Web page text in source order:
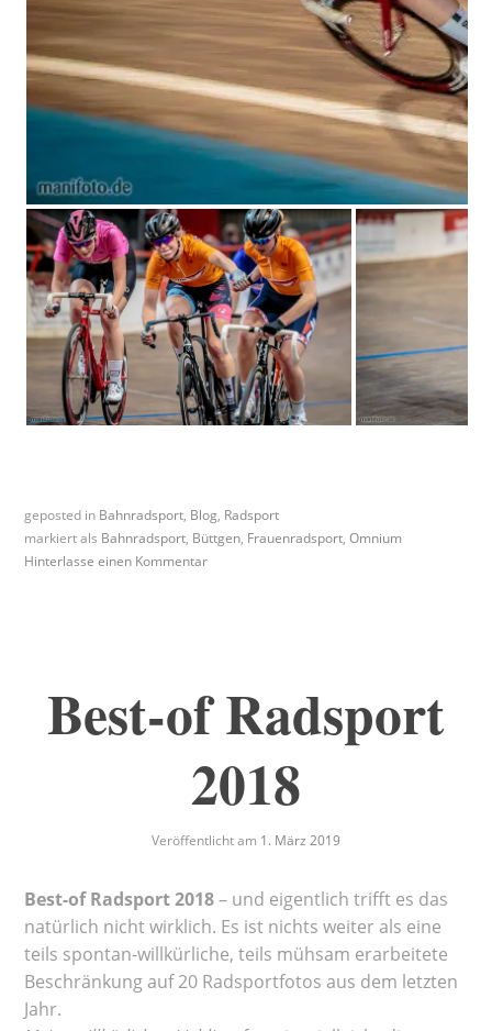
geposted in Bahnradsport, Blog, Radsport
markiert als Bahnradsport, Büttgen, Frauenradsport,Omnium
Hinterlasse einen Kommentar
Best-of Radsport
2018
Veröffentlicht am 1. März 2019
Best-of Radsport 2018– und eigentlich trifft es das
natürlich nicht wirklich. Es ist nichts weiter als eine
teils spontan-willkürliche, teils mühsam erarbeitete
Beschränkung auf 20 Radsportfotos aus dem letzten
Jahr.